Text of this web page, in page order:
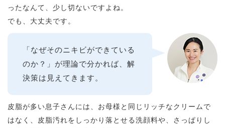
ったなんて、少し切ないですよね。
でも、大丈夫です。
「なぜそのニキビができている
のか？」が理論で分かれば、解
決策は見えてきます。
皮脂が多い息子さんには、お母様と同じリッチなクリームで
はなく、皮脂汚れをしっかり落とせる洗顔料や、さっぱりし